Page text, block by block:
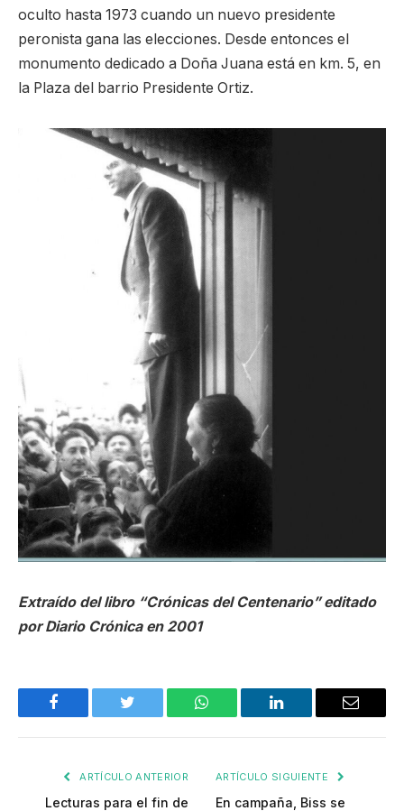
oculto hasta 1973 cuando un nuevo presidente
peronista gana las elecciones. Desde entonces el
monumento dedicado a Doña Juana está en km. 5, en
la Plaza del barrio Presidente Ortiz.
Extraído del libro “Crónicas del Centenario” editado
por Diario Crónica en 2001
Facebook Twitter WhatsApp LinkedIn Email
ARTÍCULO ANTERIOR
Lecturas para el fin de
ARTÍCULO SIGUIENTE
En campaña, Biss se